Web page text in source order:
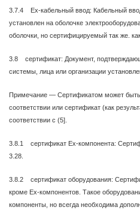
3.7.4 Ex-кабельный ввод: Кабельный
установлен на оболочке
оболочки, но сертифицируемый так же.
3.8 сертификат: Документ,
системы, лица или организации
Примечание — Сертификатом может быть
соответствии или сертификат (как
соответствии с (5].
3.8.1 сертификат Ex-компонента:
3.28.
3.8.2 сертификат оборудования:
кроме Ех-компонентов. Такое
компоненты, но всегда необходима